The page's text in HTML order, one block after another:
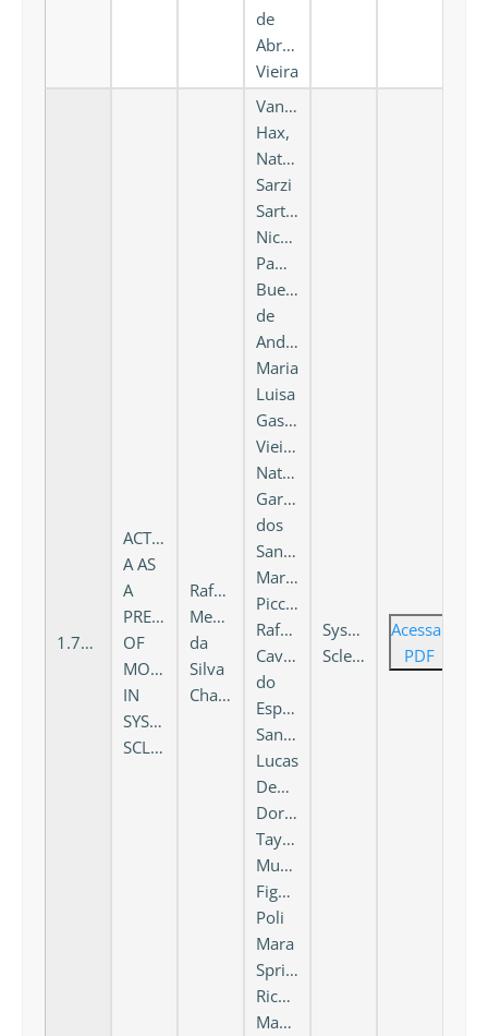
de
Abreu
Vieira
1.733
ACTIVIN
A AS
A
PREDICTOR
OF
MORTALITY
IN
SYSTEMIC
SCLEROSIS
Rafael
Mendonça
da
Silva
Chakr
Vanessa
Hax,
Natália
Sarzi
Sartori,
Nicole
Pamplona
Bueno
de
Andrade,
Maria
Luisa
Gasparini
Vieira,
Natália
Garcia
dos
Santos,
Marina
Piccoli,
Rafaela
Cavalheiro
do
Espírito
Santo,
Lucas
Denardi
Doria,
Tayane
Muniz
Fighera,
Poli
Mara
Spritzer,
Ricardo
Machado
Systemic
Scleroderma
Acessar
PDF